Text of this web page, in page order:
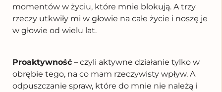
momentów w życiu, które mnie blokują. A trzy
rzeczy utkwiły mi w głowie na całe życie i noszę je
w głowie od wielu lat.
Proaktywność – czyli aktywne działanie tylko w
obrębie tego, na co mam rzeczywisty wpływ. A
odpuszczanie spraw, które do mnie nie należą i